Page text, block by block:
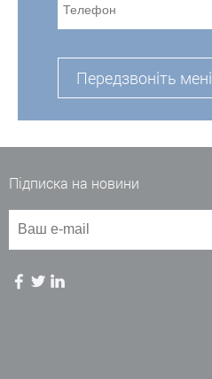
Передзвоніть мені
Підписка на новини